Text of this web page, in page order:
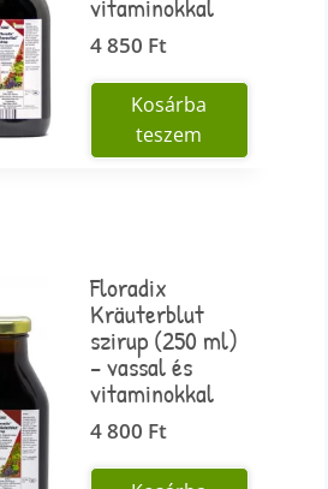
4 850 Ft
Kosárba
teszem
Floradix
Kräuterblut
szirup (250 ml)
– vassal és
vitaminokkal
4 800 Ft